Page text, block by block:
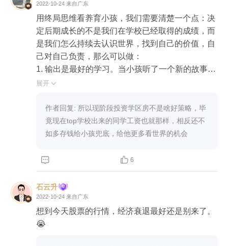
2022-10-24 来自广东
用终局思维看养育小孩，我们需要清楚一个点：决
定后期成长的不是我们在学校已经取得的成绩，而
是我们怎么持续去认识世界，找到自己的价值，自
己对自己负责，那么可以做：
1. 输出是最好的学习。当小孩听了一个新的故事、
学了新的知识点，可以讲给我们或者其他小朋友
2. 自己对自己负责。当小孩挑食、想看电视、玩游
戏时，把这些行为的后果告诉他，在可控的范围
内，让他自己做决定，而不是直接命令他不可以做
可控的情况下，允许小孩尝试他想尝试的行为，例
玩各种的游戏；买天文、物理、兵器、游戏等科普
书或各种故事书、故事音频给小孩，培养他的阅读
求知欲
展开 
作者回复: 所以现阶段投资学区房不是啥好策略，毕
竟现在top学校出来的同学工资也就那样，相反还不
如多存钱给小孩兜底，给他更多看世界的机会
  6
石云升
2022-10-24 来自广东
想到今天股票的行情，经济衰退最好还是别来了。
😭